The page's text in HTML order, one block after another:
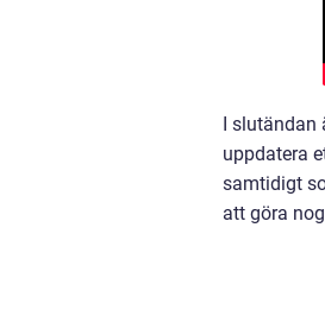
I slutändan
uppdatera
samtidigt
att göra